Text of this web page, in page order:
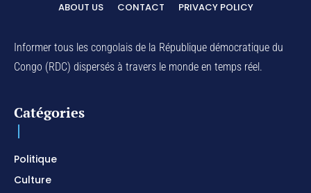
ABOUT US CONTACT PRIVACY POLICY
Informer tous les congolais de la République démocratique du
Congo (RDC) dispersés à travers le monde en temps réel.
Catégories
Politique
Culture